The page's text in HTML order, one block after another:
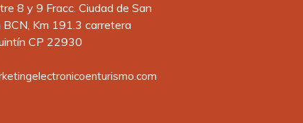
8 y 9 Fracc. Ciudad de San
Km 191.3 carretera
CP 22930